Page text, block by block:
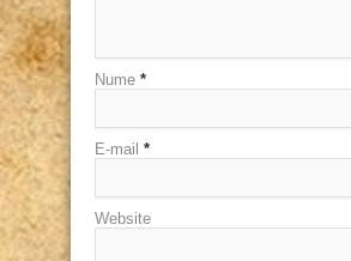
Nume *
E-mail *
Website